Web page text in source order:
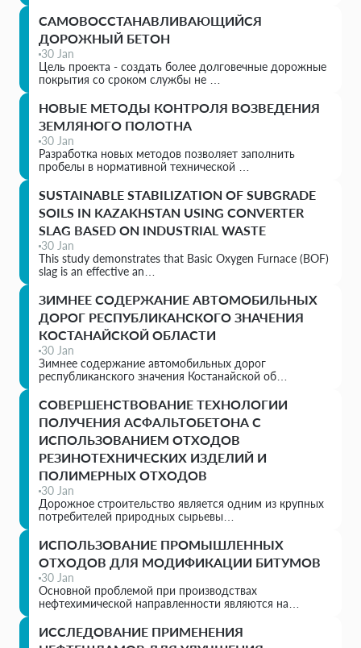
САМОВОССТАНАВЛИВАЮЩИЙСЯ
ДОРОЖНЫЙ БЕТОН
30 Jan
Цель проекта - создать более долговечные дорожные
покрытия со сроком службы не …
НОВЫЕ МЕТОДЫ КОНТРОЛЯ ВОЗВЕДЕНИЯ
ЗЕМЛЯНОГО ПОЛОТНА
30 Jan
Разработка новых методов позволяет заполнить
пробелы в нормативной технической …
SUSTAINABLE STABILIZATION OF SUBGRADE
SOILS IN KAZAKHSTAN USING CONVERTER
SLAG BASED ON INDUSTRIAL WASTE
30 Jan
This study demonstrates that Basic Oxygen Furnace (BOF)
slag is an effective an…
ЗИМНЕЕ СОДЕРЖАНИЕ АВТОМОБИЛЬНЫХ
ДОРОГ РЕСПУБЛИКАНСКОГО ЗНАЧЕНИЯ
КОСТАНАЙСКОЙ ОБЛАСТИ
30 Jan
Зимнее содержание автомобильных дорог
республиканского значения Костанайской об…
СОВЕРШЕНСТВОВАНИЕ ТЕХНОЛОГИИ
ПОЛУЧЕНИЯ АСФАЛЬТОБЕТОНА С
ИСПОЛЬЗОВАНИЕМ ОТХОДОВ
РЕЗИНОТЕХНИЧЕСКИХ ИЗДЕЛИЙ И
ПОЛИМЕРНЫХ ОТХОДОВ
30 Jan
Дорожное строительство является одним из крупных
потребителей природных сырьевы…
ИСПОЛЬЗОВАНИЕ ПРОМЫШЛЕННЫХ
ОТХОДОВ ДЛЯ МОДИФИКАЦИИ БИТУМОВ
30 Jan
Основной проблемой при производствах
нефтехимической направленности являются на…
ИССЛЕДОВАНИЕ ПРИМЕНЕНИЯ